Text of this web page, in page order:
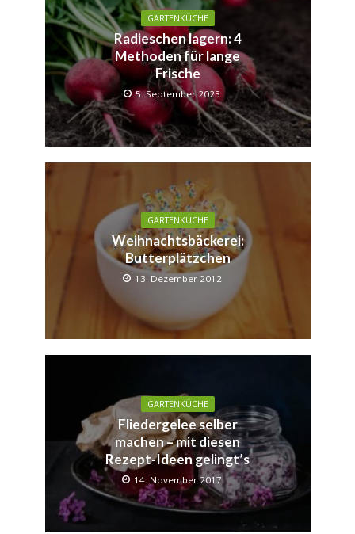
GARTENKÜCHE
Radieschen lagern: 4
Methoden für lange
Frische
5. September 2023
GARTENKÜCHE
Weihnachtsbäckerei:
Butterplätzchen
13. Dezember 2012
GARTENKÜCHE
Fliedergelee selber
machen – mit diesen
Rezept-Ideen gelingt’s
14. November 2017